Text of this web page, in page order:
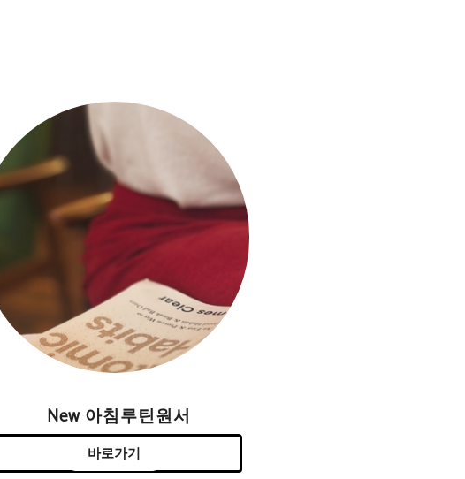
New 아침루틴원서
바로가기